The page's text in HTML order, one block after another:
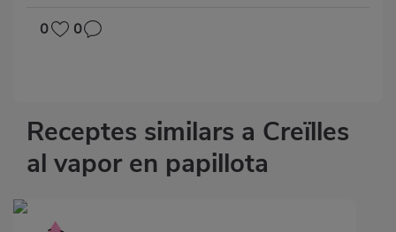
0 0
Receptes similars a Creïlles
al vapor en papillota